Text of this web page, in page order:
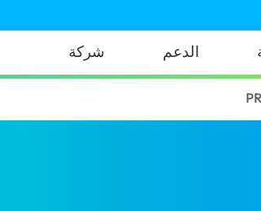
الدعم شركة